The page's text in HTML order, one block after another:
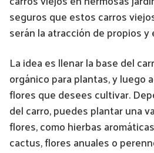
seguros que estos carros
serán la atracción de propios y
La idea es llenar la base del
orgánico para plantas, y luego
flores que desees cultivar.
del carro, puedes plantar una
flores, como hierbas
cactus, flores anuales o